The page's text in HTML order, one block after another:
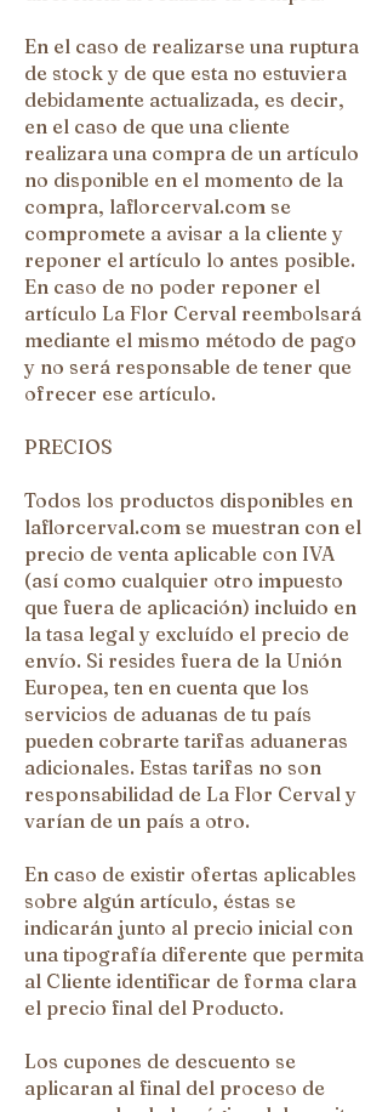
En el caso de realizarse una ruptura
de stock y de que esta no estuviera
debidamente actualizada, es decir,
en el caso de que una cliente
realizara una compra de un artículo
no disponible en el momento de la
compra, laflorcerval.com se
compromete a avisar a la cliente y
reponer el artículo lo antes posible.
En caso de no poder reponer el
artículo La Flor Cerval reembolsará
mediante el mismo método de pago
y no será responsable de tener que
ofrecer ese artículo.
PRECIOS
Todos los productos disponibles en
laflorcerval.com se muestran con el
precio de venta aplicable con IVA
(así como cualquier otro impuesto
que fuera de aplicación) incluido en
la tasa legal y excluído el precio de
envío. Si resides fuera de la Unión
Europea, ten en cuenta que los
servicios de aduanas de tu país
pueden cobrarte tarifas aduaneras
adicionales. Estas tarifas no son
responsabilidad de La Flor Cerval y
varían de un país a otro.
En caso de existir ofertas aplicables
sobre algún artículo, éstas se
indicarán junto al precio inicial con
una tipografía diferente que permita
al Cliente identificar de forma clara
el precio final del Producto.
Los cupones de descuento se
aplicaran al final del proceso de